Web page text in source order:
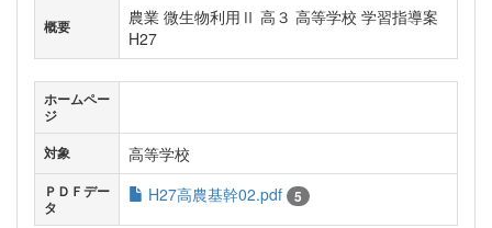
概要
農業 微生物利用Ⅱ 高３ 高等学校 学習指導案
H27
ホームペー
ジ
対象
高等学校
ＰＤＦデー
タ
H27高農基幹02.pdf 5